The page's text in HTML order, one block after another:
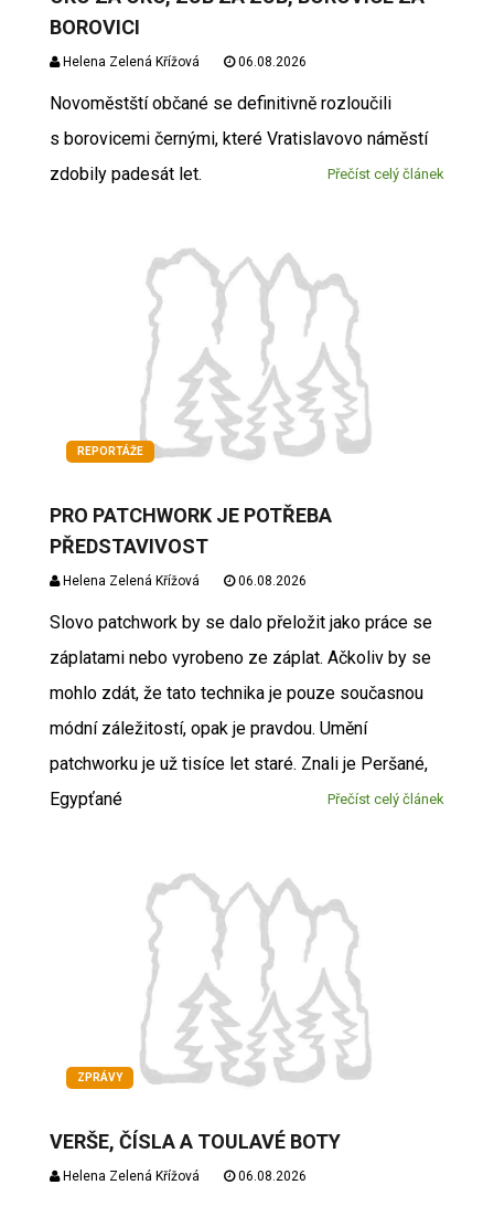
BOROVICI
Helena Zelená Křížová 06.08.2026
Novoměstští občané se definitivně rozloučili
s borovicemi černými, které Vratislavovo náměstí
zdobily padesát let.
Přečíst celý článek
REPORTÁŽE
PRO PATCHWORK JE POTŘEBA
PŘEDSTAVIVOST
Helena Zelená Křížová 06.08.2026
Slovo patchwork by se dalo přeložit jako práce se
záplatami nebo vyrobeno ze záplat. Ačkoliv by se
mohlo zdát, že tato technika je pouze současnou
módní záležitostí, opak je pravdou. Umění
patchworku je už tisíce let staré. Znali je Peršané,
Egypťané
Přečíst celý článek
ZPRÁVY
VERŠE, ČÍSLA A TOULAVÉ BOTY
Helena Zelená Křížová 06.08.2026